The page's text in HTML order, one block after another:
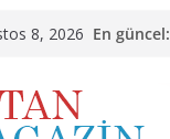
8, 2026 En güncel: